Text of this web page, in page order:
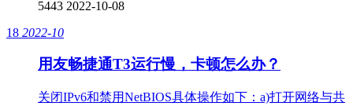
5443 2022-10-08
18 2022-10
用友畅捷通T3运行慢，卡顿怎么办？
关闭IPv6和禁用NetBIOS具体操作如下：a)打开网络与共